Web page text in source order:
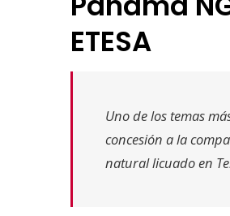
ETESA
Uno de los temas
concesión a la
natural licuado en